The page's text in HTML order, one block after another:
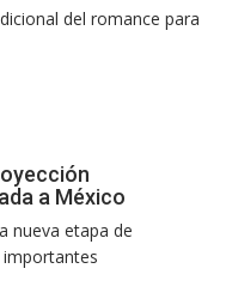
del romance para
a México
nueva etapa de